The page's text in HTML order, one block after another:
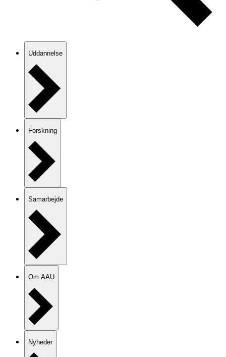
Uddannelse
Forskning
Samarbejde
Om AAU
Nyheder